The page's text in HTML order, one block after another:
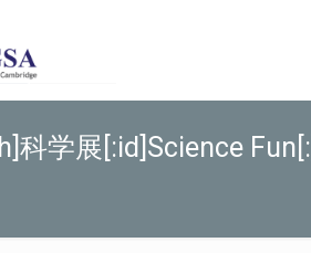
科学展[:id]Science Fun[:]